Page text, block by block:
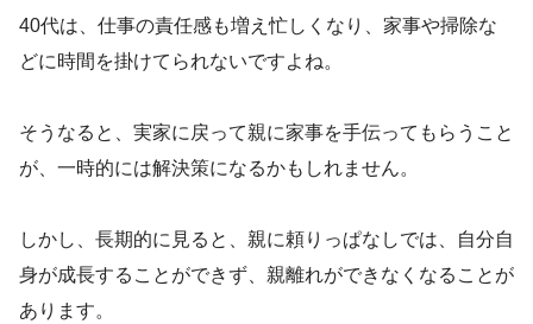
40代は、仕事の責任感も増え忙しくなり、家事や掃除な
どに時間を掛けてられないですよね。
そうなると、実家に戻って親に家事を手伝ってもらうこと
が、一時的には解決策になるかもしれません。
しかし、長期的に見ると、親に頼りっぱなしでは、自分自
身が成長することができず、親離れができなくなることが
あります。